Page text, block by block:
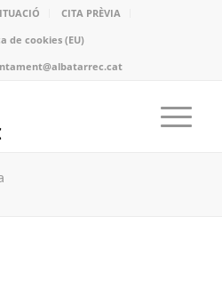
CITA PRÈVIA
de cookies (EU)